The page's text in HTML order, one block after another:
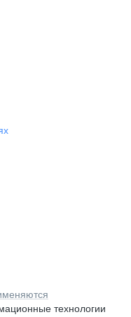
технологии